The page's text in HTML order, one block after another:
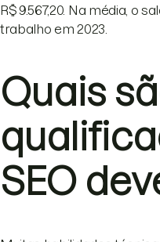
R$ 9.567,20. Na média, o
trabalho em 2023.
Quais
SEO